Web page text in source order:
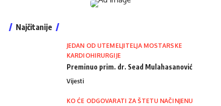
Najčitanije
JEDAN OD UTEMELJITELJA MOSTARSKE
KARDIOHIRURGIJE
Preminuo prim. dr. Sead Mulahasanović
Vijesti
KO ĆE ODGOVARATI ZA ŠTETU NAČINJENU